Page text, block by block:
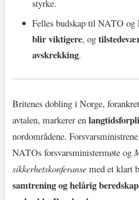
styrke.
Felles budskap til NATO og
blir viktigere, og
avskrekking.
Britenes dobling i Norge,
avtalen, markerer en
nordområdene.
NATOs forsvarsministermøte og
sikkerhetskonferanse med et klart
samtrening og helårig